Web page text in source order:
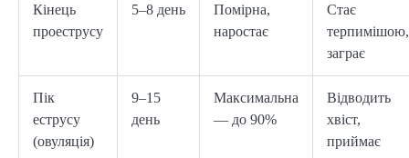
Кінець
проеструсу
5–8 день
Помірна,
наростає
Стає
терпимішою,
заграє
Пік
еструсу
(овуляція)
9–15
день
Максимальна
— до 90%
Відводить
хвіст,
приймає